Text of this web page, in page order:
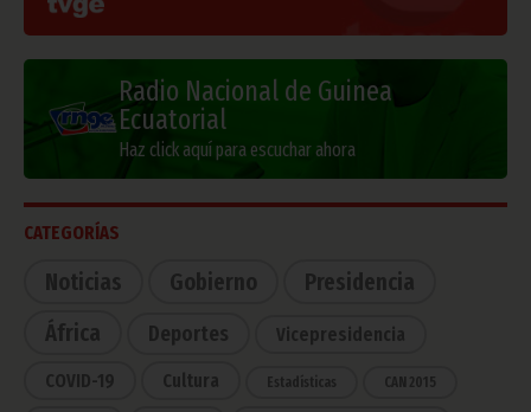
Radio Nacional de Guinea
Ecuatorial
Haz click aquí para escuchar ahora
CATEGORÍAS
Noticias Gobierno
Presidencia
África
Deportes Vicepresidencia
COVID-19 Cultura Estadísticas CAN 2015